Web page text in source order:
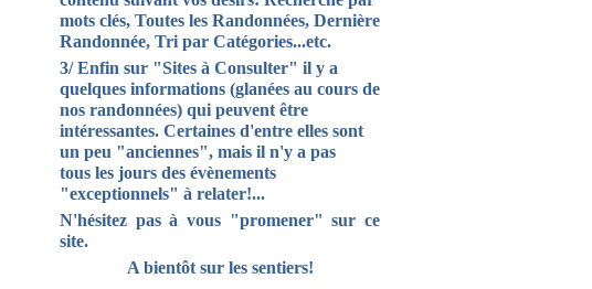
mots clés, Toutes les Randonnées, Dernière
Randonnée, Tri par Catégories...etc.
3/ Enfin sur "Sites à Consulter" il y a
quelques informations (glanées au cours de
nos randonnées) qui peuvent être
intéressantes. Certaines d'entre elles sont
un peu "anciennes", mais il n'y a pas
tous les jours des évènements
"exceptionnels" à relater!...
N'hésitez pas à vous "promener" sur ce
site.
A bientôt sur les sentiers!